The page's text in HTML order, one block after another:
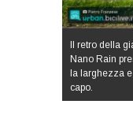
Il retro della
Nano Rain
la larghezza
capo.